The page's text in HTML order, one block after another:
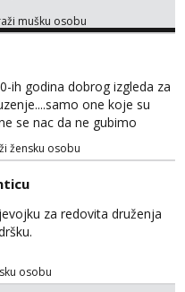
Instagram:
👈
BRZO TU I TU PISITE
Moguće
zabave✅ JAVI MI SE I
FANTAZIJE😈 CEKA...
mušku osobu
ih godina dobrog izgleda za
one koje su
se nac da ne gubimo
žensku osobu
za redovita druženja
osobu